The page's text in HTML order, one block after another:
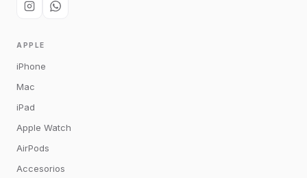
APPLE
iPhone
Mac
iPad
Apple Watch
AirPods
Accesorios